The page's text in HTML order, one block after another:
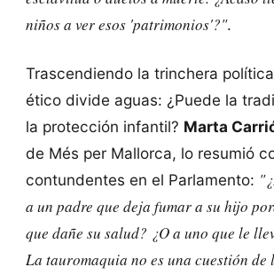
niños a ver esos 'patrimonios'?".
Trascendiendo la trinchera
ético divide aguas: ¿Puede la
la protección infantil? Marta
de Més per Mallorca, lo resumió
contundentes en el Parlamento:
a un padre que deja fumar a su hijo
que dañe su salud? ¿O a uno que le
La tauromaquia no es una cuestión